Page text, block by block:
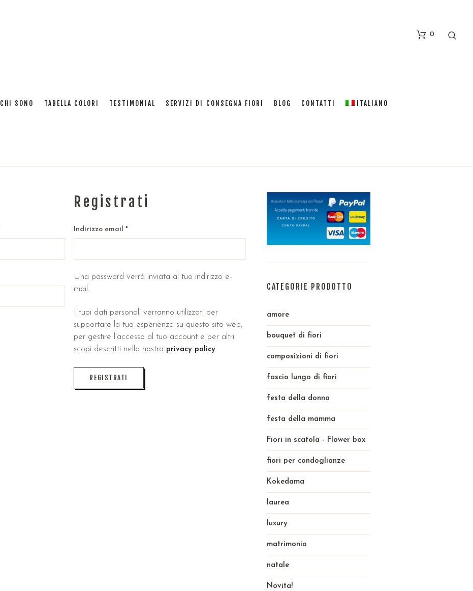
0
CHI SONO TABELLA COLORI TESTIMONIAL SERVIZI DI CONSEGNA FIORI BLOG CONTATTI ITALIANO
Il mio account
Registrati
Indirizzo email*
Una password verrà inviata al tuo indirizzo e-
mail.
I tuoi dati personali verranno utilizzati per
supportare la tua esperienza su questo sito web,
per gestire l'accesso al tuo account e per altri
scopi descritti nella nostra privacy policy.
REGISTRATI
CATEGORIE PRODOTTO
amore
bouquet di fiori
composizioni di fiori
fascio lungo di fiori
festa della donna
festa della mamma
Fiori in scatola - Flower box
fiori per condoglianze
Kokedama
laurea
luxury
matrimonio
natale
Novita!